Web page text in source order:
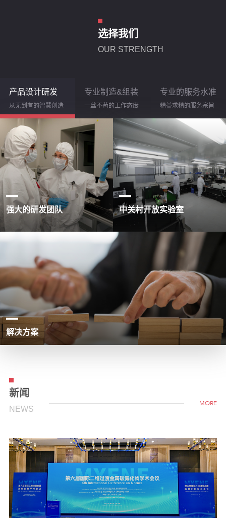
选择我们
OUR STRENGTH
产品设计研发
从无到有的智慧创造
专业制造&组装
一丝不苟的工作态度
专业的服务水准
精益求精的服务宗旨
强大的研发团队 中关村开放实验室
解决方案
新闻
NEWS
MORE